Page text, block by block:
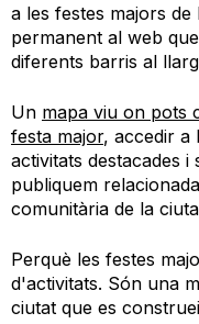
a les festes majors
permanent al web
diferents barris al
Un mapa viu on pots
festa major, accedir a
activitats destacades
publiquem
comunitària de la
Perquè les festes
d'activitats. Són una
ciutat que es